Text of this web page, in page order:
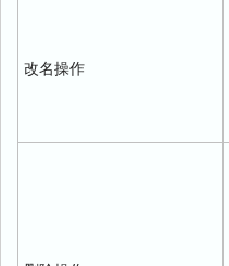
改名操作